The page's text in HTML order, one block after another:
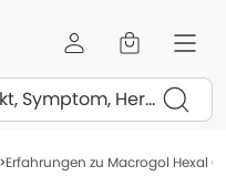
Erfahrungen zu Macrogol Hexal